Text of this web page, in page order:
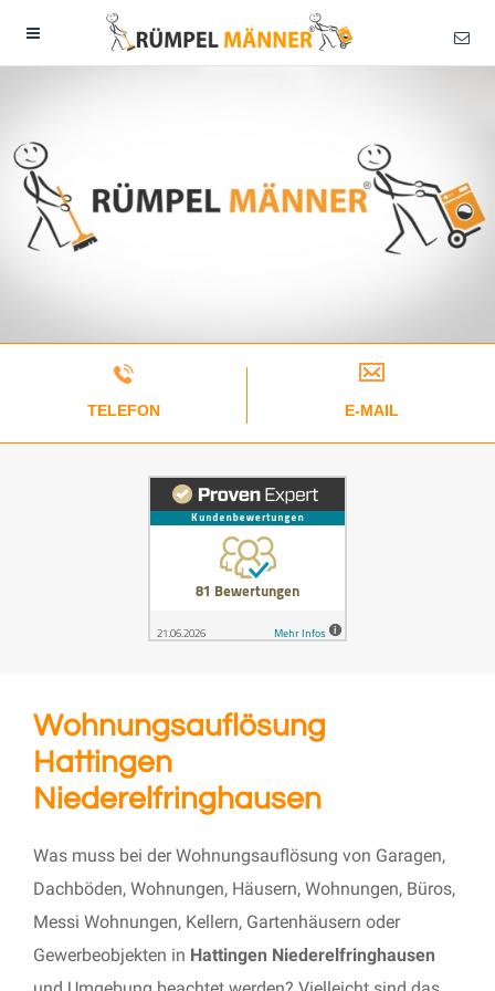
TELEFON E-MAIL
Wohnungsauflösung
Hattingen
Niederelfringhausen
Was muss bei der Wohnungsauflösung von Garagen,
Dachböden, Wohnungen, Häusern, Wohnungen, Büros,
Messi Wohnungen, Kellern, Gartenhäusern oder
Gewerbeobjekten in Hattingen Niederelfringhausen